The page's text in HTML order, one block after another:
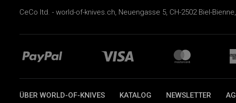
CeCo ltd. - world-of-knives.ch, Neuengasse 5, CH-2502 Biel-
ÜBER WORLD-OF-KNIVES KATALOG NEWSLETTER